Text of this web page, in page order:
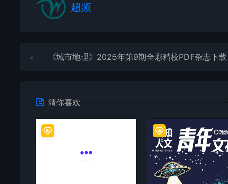
超频
《城市地理》2025年第9期全彩精校PDF杂志下载
猜你喜欢